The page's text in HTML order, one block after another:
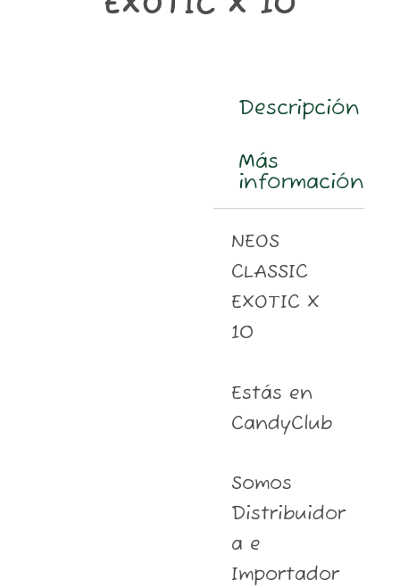
Descripción
Más
información
NEOS
CLASSIC
EXOTIC X
10
Estás en
CandyClub
Somos
Distribuidor
a e
Importador